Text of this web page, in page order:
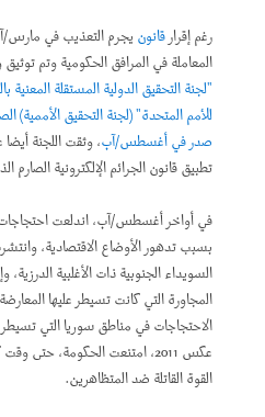
رغم إقرارقانون
المعاملة في المرافق الحكومية وتم توثيق
"لجنة التحقيق الدولية المستقلة المعنية
للأمم المتحدة" (لجنة التحقيق الأممية)
صدر في أغسطس/آب، وثقت اللجنة
تطبيق قانون الجرائم الإلكترونية الصارم
في أواخر أغسطس/آب، اندلعت
بسبب تدهور الأوضاع الاقتصادية،
السويداء الجنوبية ذات الأغلبية
المجاورة التي كانت تسيطر عليها
عكس 2011، امتنعت الحكومة، حتى
القوة القاتلة ضد المتظاهرين.